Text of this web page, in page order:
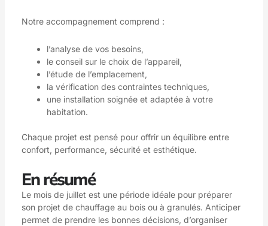
Notre accompagnement comprend :
l’analyse de vos besoins,
le conseil sur le choix de l’appareil,
l’étude de l’emplacement,
la vérification des contraintes techniques,
une installation soignée et adaptée à votre
habitation.
Chaque projet est pensé pour offrir un équilibre entre
confort, performance, sécurité et esthétique.
En résumé
Le mois de juillet est une période idéale pour préparer
son projet de chauffage au bois ou à granulés. Anticiper
permet de prendre les bonnes décisions, d’organiser